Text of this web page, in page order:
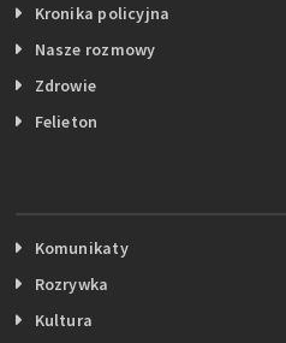
Kronika policyjna
Nasze rozmowy
Zdrowie
Felieton
Komunikaty
Rozrywka
Kultura